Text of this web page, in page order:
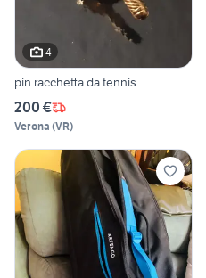
4
pin racchetta da tennis
200 €
Verona (VR)